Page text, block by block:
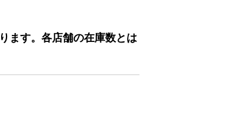
ます。各店舗の在庫数とは